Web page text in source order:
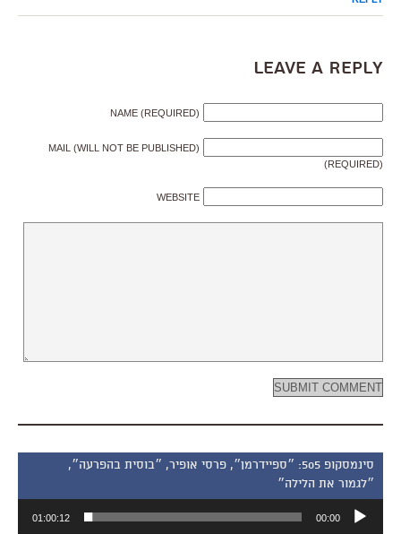
Leave a Reply
NAME (REQUIRED)
MAIL (WILL NOT BE PUBLISHED)
(REQUIRED)
WEBSITE
סינמסקופ 505: ״ספיידרמן״, פרסי אופיר, ״בוסית בהפרעה״,
״לגמור את הלילה״
אודיו
00:00
01:00:12